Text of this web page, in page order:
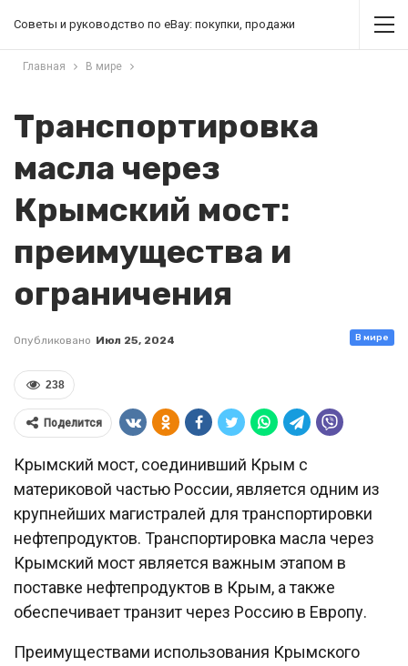
Советы и руководство по eBay: покупки, продажи
Главная В мире
Транспортировка
масла через
Крымский мост:
преимущества и
ограничения
В мире
Опубликовано Июл 25, 2024
238
Поделится
Крымский мост, соединивший Крым с
материковой частью России, является одним из
крупнейших магистралей для транспортировки
нефтепродуктов. Транспортировка масла через
Крымский мост является важным этапом в
поставке нефтепродуктов в Крым, а также
обеспечивает транзит через Россию в Европу.
Преимуществами использования Крымского